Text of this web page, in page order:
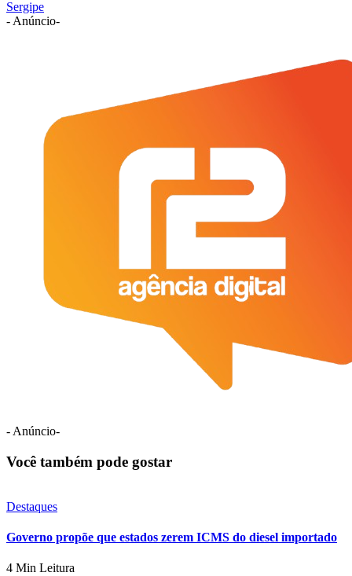
Sergipe
- Anúncio-
- Anúncio-
Você também pode gostar
Destaques
Governo propõe que estados zerem ICMS do diesel importado
4 Min Leitura